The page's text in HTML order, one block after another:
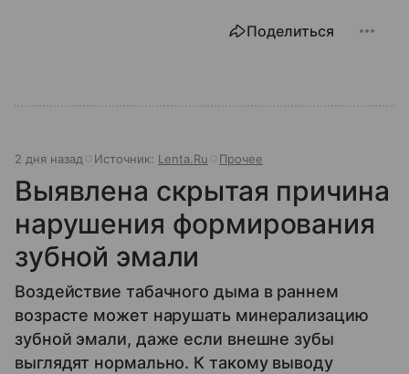
Поделиться
2 дня назад Источник: Lenta.Ru Прочее
Выявлена скрытая причина
нарушения формирования
зубной эмали
Воздействие табачного дыма в раннем
возрасте может нарушать минерализацию
зубной эмали, даже если внешне зубы
выглядят нормально. К такому выводу